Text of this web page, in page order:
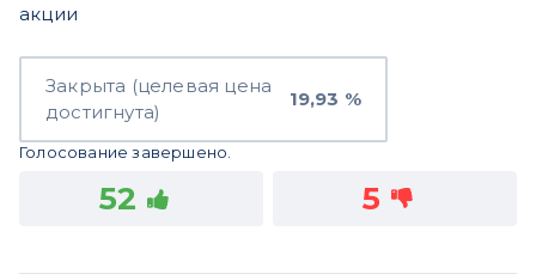
акции
Закрыта (целевая цена
достигнута)
19,93 %
Голосование завершено.
52 5